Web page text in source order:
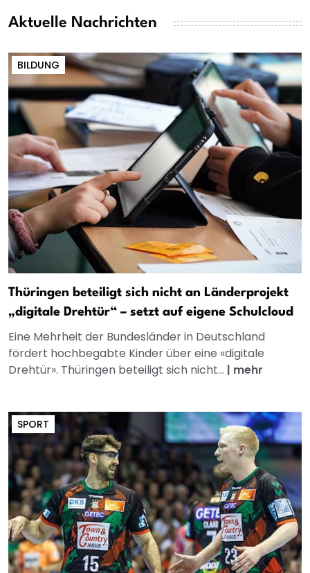
Aktuelle Nachrichten
BILDUNG
Thüringen beteiligt sich nicht an Länderprojekt
„digitale Drehtür“ – setzt auf eigene Schulcloud
Eine Mehrheit der Bundesländer in Deutschland
fördert hochbegabte Kinder über eine «digitale
Drehtür». Thüringen beteiligt sich nicht... | mehr
SPORT